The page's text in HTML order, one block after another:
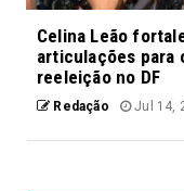
Celina Leão
articulações para
reeleição no DF
Redação Jul 14,